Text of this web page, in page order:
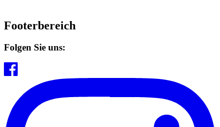
Footerbereich
Folgen Sie uns: